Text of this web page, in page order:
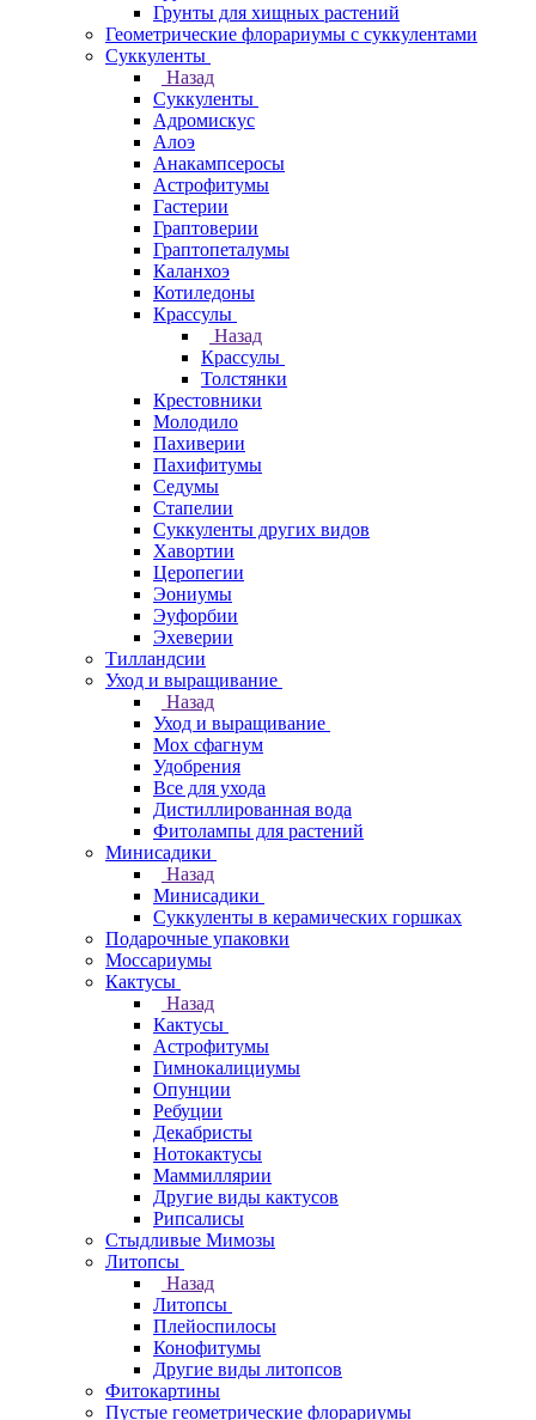
Грунты для хищных растений
Геометрические флорариумы с суккулентами
Суккуленты
Назад
Суккуленты
Адромискус
Алоэ
Анакампсеросы
Астрофитумы
Гастерии
Граптоверии
Граптопеталумы
Каланхоэ
Котиледоны
Крассулы
Назад
Крассулы
Толстянки
Крестовники
Молодило
Пахиверии
Пахифитумы
Седумы
Стапелии
Суккуленты других видов
Хавортии
Церопегии
Эониумы
Эуфорбии
Эхеверии
Тилландсии
Уход и выращивание
Назад
Уход и выращивание
Мох сфагнум
Удобрения
Все для ухода
Дистиллированная вода
Фитолампы для растений
Минисадики
Назад
Минисадики
Суккуленты в керамических горшках
Подарочные упаковки
Моссариумы
Кактусы
Назад
Кактусы
Астрофитумы
Гимнокалициумы
Опунции
Ребуции
Декабристы
Нотокактусы
Маммиллярии
Другие виды кактусов
Рипсалисы
Стыдливые Мимозы
Литопсы
Назад
Литопсы
Плейоспилосы
Конофитумы
Другие виды литопсов
Фитокартины
Пустые геометрические флорариумы